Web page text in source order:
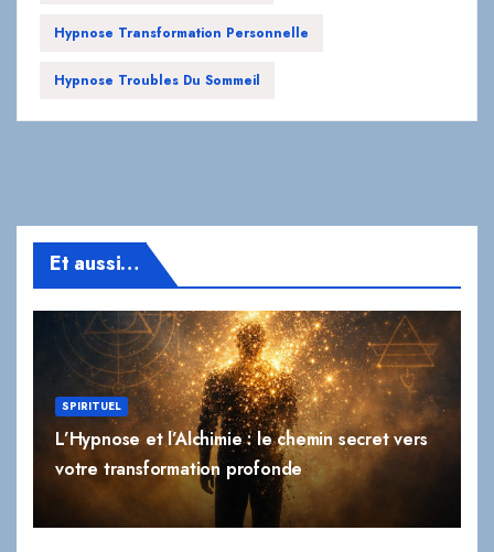
Hypnose Transformation Personnelle
Hypnose Troubles Du Sommeil
Et aussi…
SPIRITUEL
L’Hypnose et l’Alchimie : le chemin secret vers
votre transformation profonde